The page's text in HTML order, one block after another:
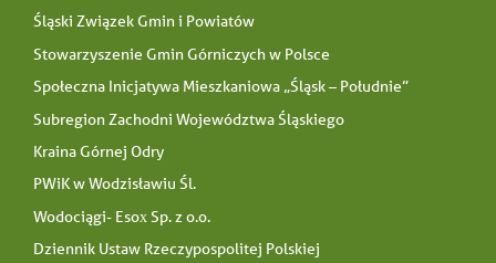
Śląski Związek Gmin i Powiatów
Stowarzyszenie Gmin Górniczych w Polsce
Społeczna Inicjatywa Mieszkaniowa „Śląsk – Południe”
Subregion Zachodni Województwa Śląskiego
Kraina Górnej Odry
PWiK w Wodzisławiu Śl.
Wodociągi- Esox Sp. z o.o.
Dziennik Ustaw Rzeczypospolitej Polskiej